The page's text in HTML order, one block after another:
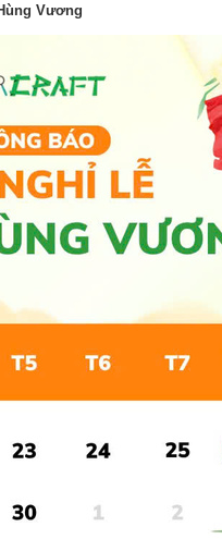
Vương